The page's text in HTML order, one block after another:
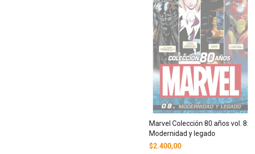
Marvel Colección 80 años vol. 8:
Modernidad y legado
$2.400,00